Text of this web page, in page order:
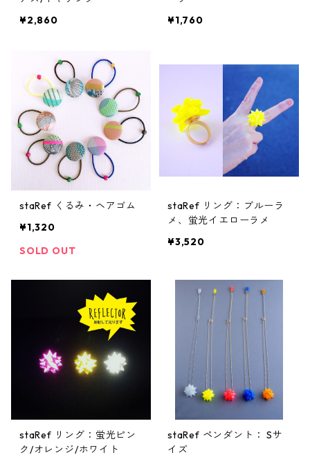
¥2,860
¥1,760
staRef くるみ・ヘアゴム
¥1,320
SOLD OUT
staRef リング：ブルーラ
メ、蛍光イエローラメ
¥3,520
staRef リング：蛍光ピン
ク/オレンジ/ホワイト
staRef ペンダント： Sサ
イズ